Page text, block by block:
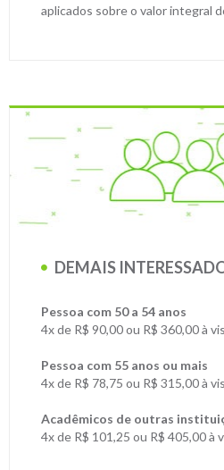
aplicados sobre o valor integral
DEMAIS
Pessoa com 50 a 54 anos
4x de R$ 90,00 ou R$ 360,00 à
Pessoa com 55 anos ou mais
4x de R$ 78,75 ou R$ 315,00 à
Acadêmicos de outras
4x de R$ 101,25 ou R$ 405,00 à